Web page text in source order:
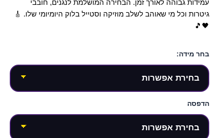
עמידות גבוהה לאורך זמן. הבחירה המושלמת לנגנים, חובבי
גיטרות וכל מי שאוהב לשלב מוזיקה וסטייל בלוק היומיומי שלו. 🎸
🖤🎵
בחר מידה:
הדפסה